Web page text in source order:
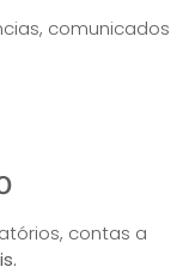
comunicados
contas a